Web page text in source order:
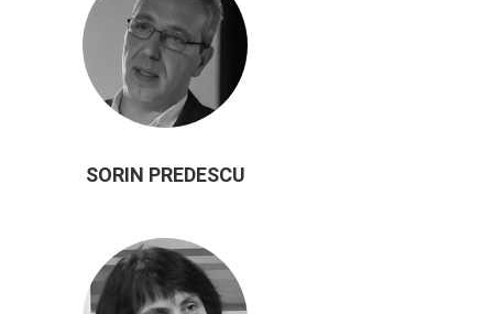
SORIN PREDESCU